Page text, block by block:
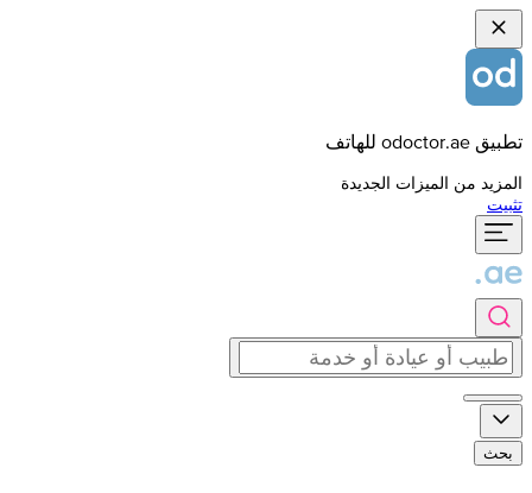
تطبيق odoctor.ae للهاتف
المزيد من الميزات الجديدة
تثبيت
بحث